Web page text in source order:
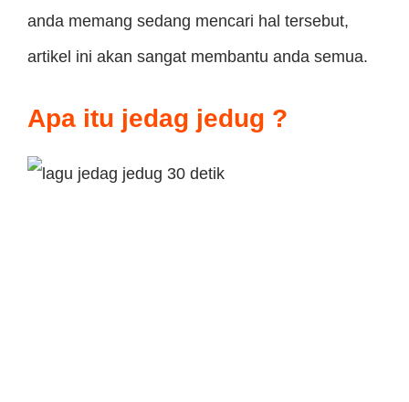
anda memang sedang mencari hal tersebut,
artikel ini akan sangat membantu anda semua.
Apa itu jedag jedug ?